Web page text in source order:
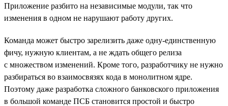
Приложение разбито на независимые модули, так что
изменения в одном не нарушают работу других.
Команда может быстро зарелизить даже одну-единственную
фичу, нужную клиентам, а не ждать общего релиза
с множеством изменений. Кроме того, разработчику не нужно
разбираться во взаимосвязях кода в монолитном ядре.
Поэтому даже разработка сложного банковского приложения
в большой команде ПСБ становится простой и быстро